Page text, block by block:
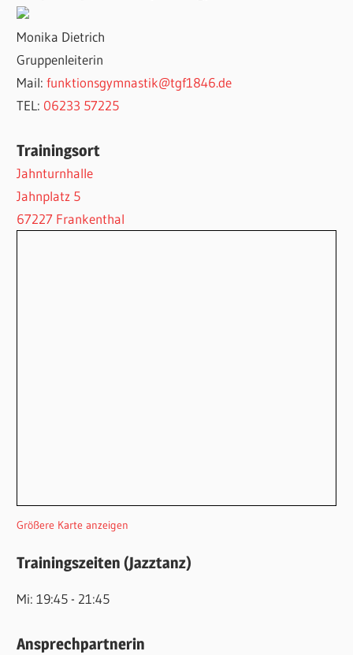
Monika Dietrich
Gruppenleiterin
Mail:funktionsgymnastik@tgf1846.de
TEL: 06233 57225
Trainingsort
Jahnturnhalle
Jahnplatz 5
67227 Frankenthal
Größere Karte anzeigen
Trainingszeiten (Jazztanz)
Mi: 19:45 - 21:45
Ansprechpartnerin